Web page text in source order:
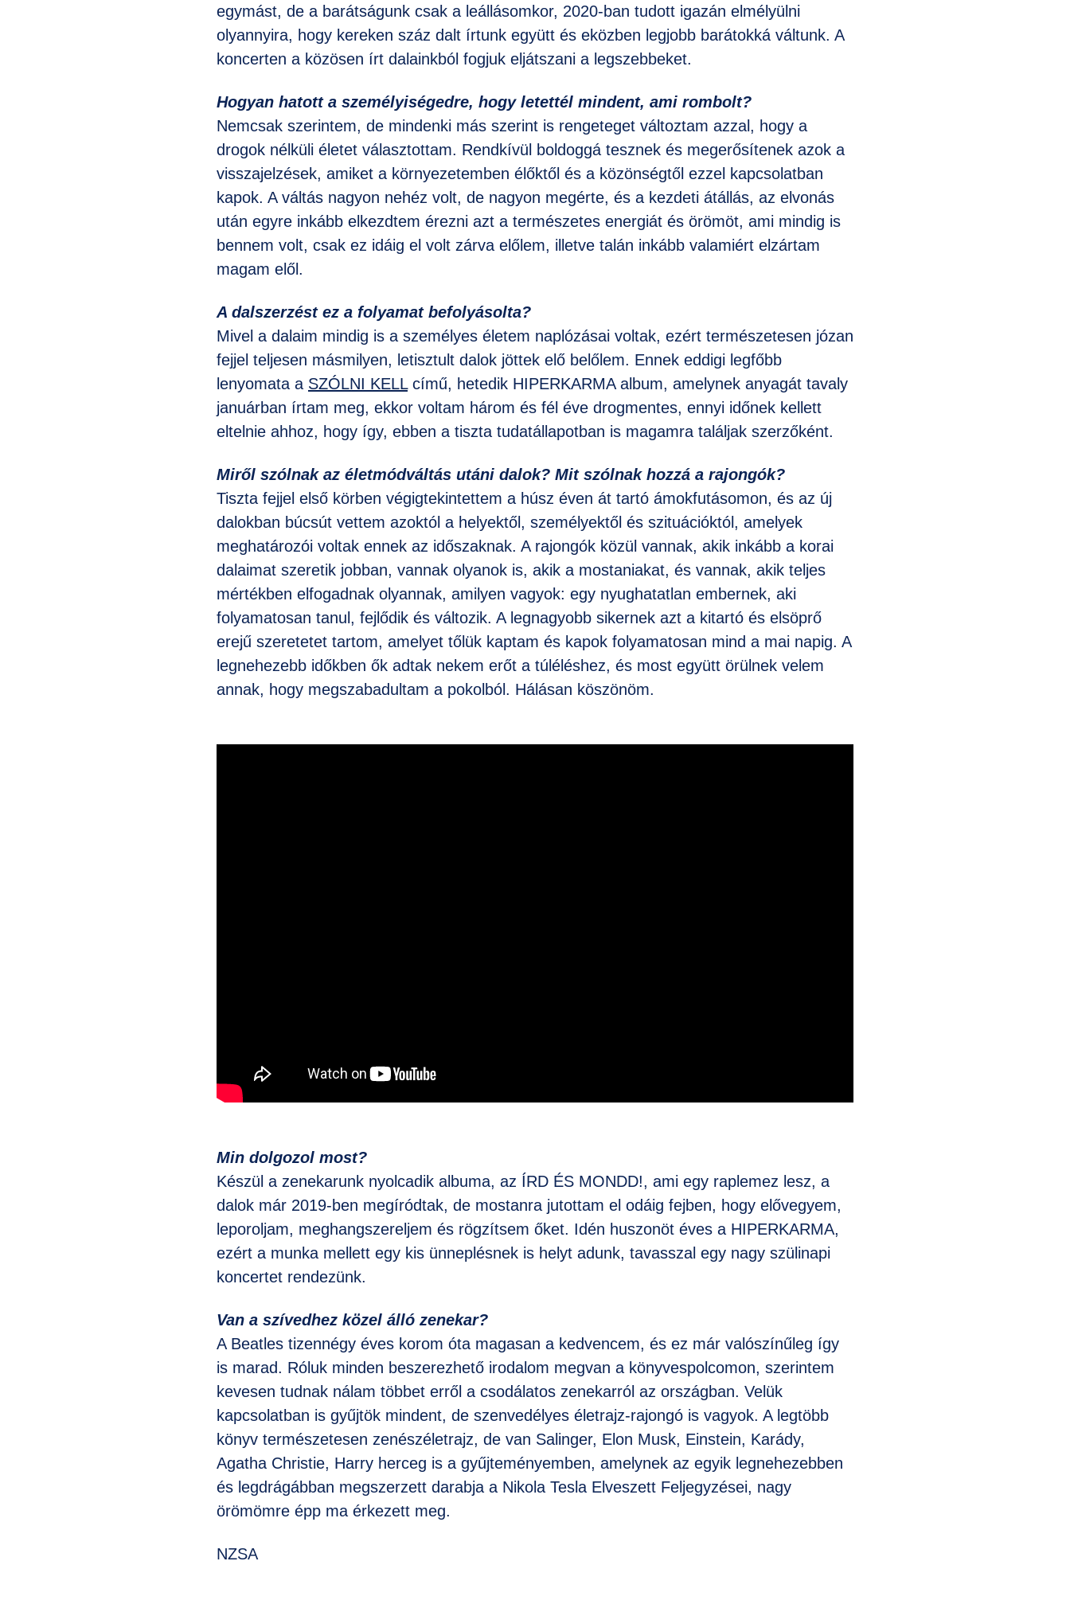
egymást, de a barátságunk csak a leállásomkor, 2020-ban tudott igazán elmélyülni
olyannyira, hogy kereken száz dalt írtunk együtt és eközben legjobb barátokká váltunk. A
koncerten a közösen írt dalainkból fogjuk eljátszani a legszebbeket.
Hogyan hatott a személyiségedre, hogy letettél mindent, ami rombolt?
Nemcsak szerintem, de mindenki más szerint is rengeteget változtam azzal, hogy a
drogok nélküli életet választottam. Rendkívül boldoggá tesznek és megerősítenek azok a
visszajelzések, amiket a környezetemben élőktől és a közönségtől ezzel kapcsolatban
kapok. A váltás nagyon nehéz volt, de nagyon megérte, és a kezdeti átállás, az elvonás
után egyre inkább elkezdtem érezni azt a természetes energiát és örömöt, ami mindig is
bennem volt, csak ez idáig el volt zárva előlem, illetve talán inkább valamiért elzártam
magam elől.
A dalszerzést ez a folyamat befolyásolta?
Mivel a dalaim mindig is a személyes életem naplózásai voltak, ezért természetesen józan
fejjel teljesen másmilyen, letisztult dalok jöttek elő belőlem. Ennek eddigi legfőbb
lenyomata a SZÓLNI KELLcímű, hetedik HIPERKARMA album, amelynek anyagát tavaly
januárban írtam meg, ekkor voltam három és fél éve drogmentes, ennyi időnek kellett
eltelnie ahhoz, hogy így, ebben a tiszta tudatállapotban is magamra találjak szerzőként.
Miről szólnak az életmódváltás utáni dalok? Mit szólnak hozzá a rajongók?
Tiszta fejjel első körben végigtekintettem a húsz éven át tartó ámokfutásomon, és az új
dalokban búcsút vettem azoktól a helyektől, személyektől és szituációktól, amelyek
meghatározói voltak ennek az időszaknak. A rajongók közül vannak, akik inkább a korai
dalaimat szeretik jobban, vannak olyanok is, akik a mostaniakat, és vannak, akik teljes
mértékben elfogadnak olyannak, amilyen vagyok: egy nyughatatlan embernek, aki
folyamatosan tanul, fejlődik és változik. A legnagyobb sikernek azt a kitartó és elsöprő
erejű szeretetet tartom, amelyet tőlük kaptam és kapok folyamatosan mind a mai napig. A
legnehezebb időkben ők adtak nekem erőt a túléléshez, és most együtt örülnek velem
annak, hogy megszabadultam a pokolból. Hálásan köszönöm.
Min dolgozol most?
Készül a zenekarunk nyolcadik albuma, az ÍRD ÉS MONDD!, ami egy raplemez lesz, a
dalok már 2019-ben megíródtak, de mostanra jutottam el odáig fejben, hogy elővegyem,
leporoljam, meghangszereljem és rögzítsem őket. Idén huszonöt éves a HIPERKARMA,
ezért a munka mellett egy kis ünneplésnek is helyt adunk, tavasszal egy nagy szülinapi
koncertet rendezünk.
Van a szívedhez közel álló zenekar?
A Beatles tizennégy éves korom óta magasan a kedvencem, és ez már valószínűleg így
is marad. Róluk minden beszerezhető irodalom megvan a könyvespolcomon, szerintem
kevesen tudnak nálam többet erről a csodálatos zenekarról az országban. Velük
kapcsolatban is gyűjtök mindent, de szenvedélyes életrajz-rajongó is vagyok. A legtöbb
könyv természetesen zenészéletrajz, de van Salinger, Elon Musk, Einstein, Karády,
Agatha Christie, Harry herceg is a gyűjteményemben, amelynek az egyik legnehezebben
és legdrágábban megszerzett darabja a Nikola Tesla Elveszett Feljegyzései, nagy
örömömre épp ma érkezett meg.
NZSA